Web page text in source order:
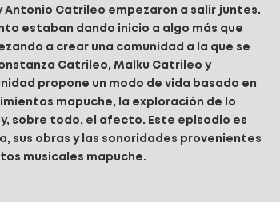
y Antonio Catrileo empezaron a salir juntes.
estaban dando inicio a algo más que
a crear una comunidad a la que se
Catrileo, Malku Catrileo y
propone un modo de vida basado en
mapuche, la exploración de lo
sobre todo, el afecto. Este episodio es
sus obras y las sonoridades provenientes
musicales mapuche.